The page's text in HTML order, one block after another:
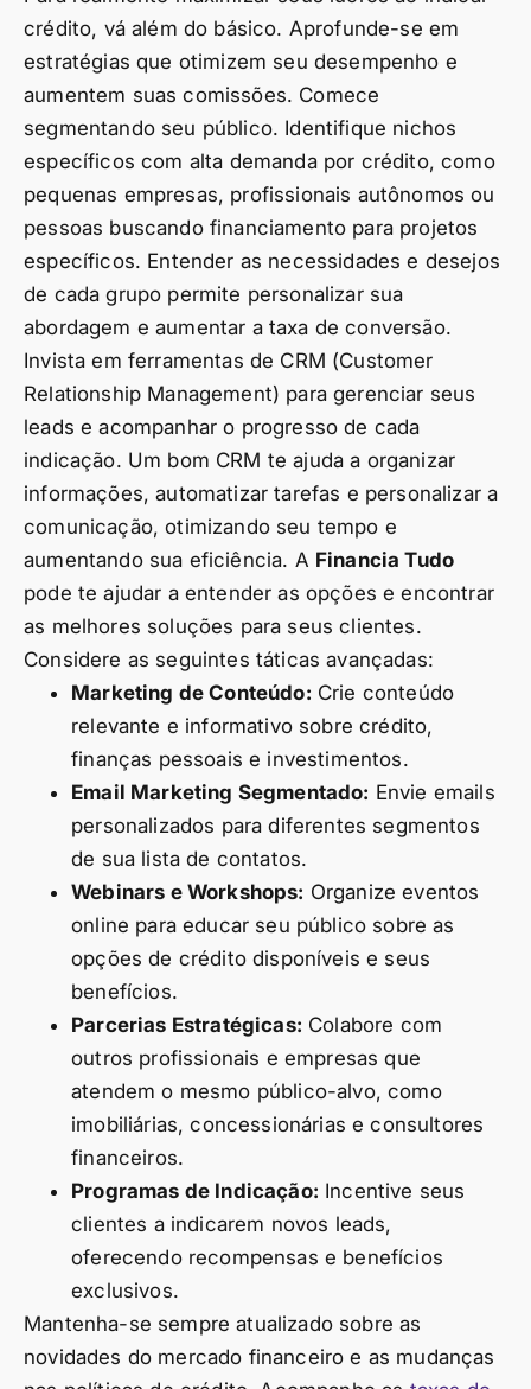
crédito, vá além do básico. Aprofunde-se em
estratégias que otimizem seu desempenho e
aumentem suas comissões. Comece
segmentando seu público. Identifique nichos
específicos com alta demanda por crédito, como
pequenas empresas, profissionais autônomos ou
pessoas buscando financiamento para projetos
específicos. Entender as necessidades e desejos
de cada grupo permite personalizar sua
abordagem e aumentar a taxa de conversão.
Invista em ferramentas de CRM (Customer
Relationship Management) para gerenciar seus
leads e acompanhar o progresso de cada
indicação. Um bom CRM te ajuda a organizar
informações, automatizar tarefas e personalizar a
comunicação, otimizando seu tempo e
aumentando sua eficiência. A Financia Tudo
pode te ajudar a entender as opções e encontrar
as melhores soluções para seus clientes.
Considere as seguintes táticas avançadas:
Marketing de Conteúdo: Crie conteúdo
relevante e informativo sobre crédito,
finanças pessoais e investimentos.
Email Marketing Segmentado: Envie emails
personalizados para diferentes segmentos
de sua lista de contatos.
Webinars e Workshops: Organize eventos
online para educar seu público sobre as
opções de crédito disponíveis e seus
benefícios.
Parcerias Estratégicas: Colabore com
outros profissionais e empresas que
atendem o mesmo público-alvo, como
imobiliárias, concessionárias e consultores
financeiros.
Programas de Indicação: Incentive seus
clientes a indicarem novos leads,
oferecendo recompensas e benefícios
exclusivos.
Mantenha-se sempre atualizado sobre as
novidades do mercado financeiro e as mudanças